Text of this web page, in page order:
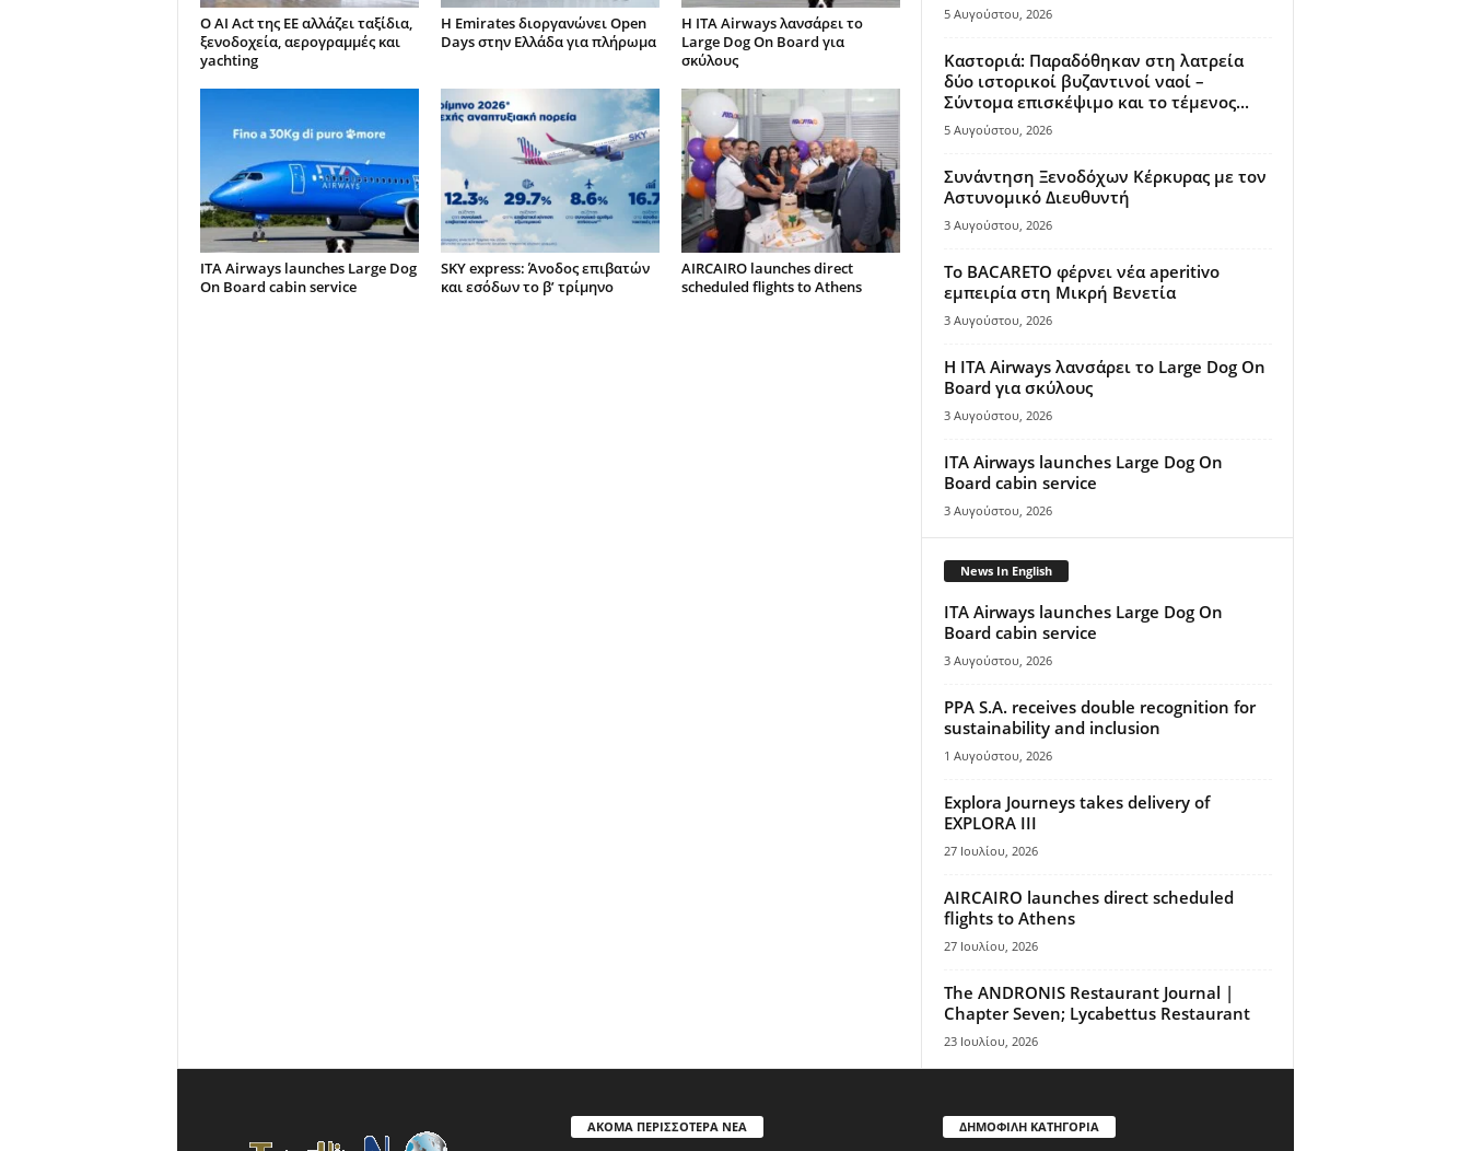
Ο AI Act της ΕΕ αλλάζει ταξίδια,
ξενοδοχεία, αερογραμμές και
yachting
Η Emirates διοργανώνει Open
Days στην Ελλάδα για πλήρωμα
Η ITA Airways λανσάρει το
Large Dog On Board για
σκύλους
ITA Airways launches Large Dog
On Board cabin service
SKY express: Άνοδος επιβατών
και εσόδων το β’ τρίμηνο
AIRCAIRO launches direct
scheduled flights to Athens
5 Αυγούστου, 2026
Καστοριά: Παραδόθηκαν στη λατρεία
δύο ιστορικοί βυζαντινοί ναοί –
Σύντομα επισκέψιμο και το τέμενος...
5 Αυγούστου, 2026
Συνάντηση Ξενοδόχων Κέρκυρας με τον
Αστυνομικό Διευθυντή
3 Αυγούστου, 2026
Το BACARETO φέρνει νέα aperitivo
εμπειρία στη Μικρή Βενετία
3 Αυγούστου, 2026
Η ITA Airways λανσάρει το Large Dog On
Board για σκύλους
3 Αυγούστου, 2026
ITA Airways launches Large Dog On
Board cabin service
3 Αυγούστου, 2026
News In English
ITA Airways launches Large Dog On
Board cabin service
3 Αυγούστου, 2026
PPA S.A. receives double recognition for
sustainability and inclusion
1 Αυγούστου, 2026
Explora Journeys takes delivery of
EXPLORA III
27 Ιουλίου, 2026
AIRCAIRO launches direct scheduled
flights to Athens
27 Ιουλίου, 2026
The ANDRONIS Restaurant Journal |
Chapter Seven; Lycabettus Restaurant
23 Ιουλίου, 2026
ΑΚΟΜΑ ΠΕΡΙΣΣΟΤΕΡΑ ΝΕΑ ΔΗΜΟΦΙΛΗ ΚΑΤΗΓΟΡΙΑ